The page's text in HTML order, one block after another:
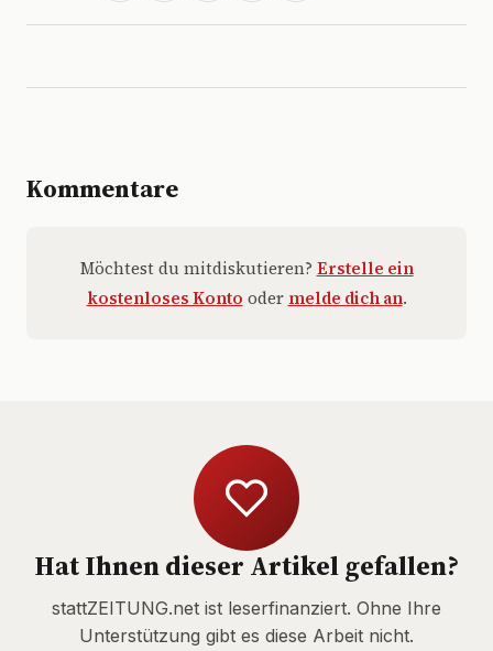
Kommentare
Möchtest du mitdiskutieren? Erstelle ein
kostenloses Konto oder melde dich an.
Hat Ihnen dieser Artikel gefallen?
stattZEITUNG.net ist leserfinanziert. Ohne Ihre
Unterstützung gibt es diese Arbeit nicht.